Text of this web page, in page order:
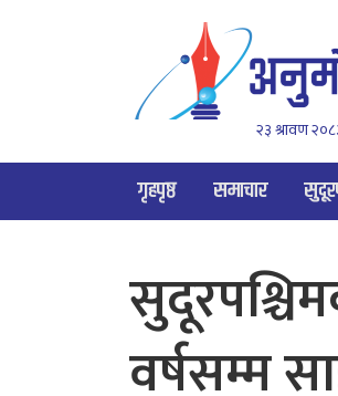
२३ श्रावण
गृहपृष्ठ समाचार
वर्षसम्म